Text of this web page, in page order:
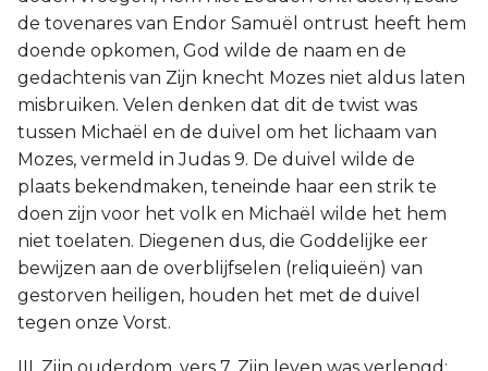
de tovenares van Endor Samuël ontrust heeft hem
doende opkomen, God wilde de naam en de
gedachtenis van Zijn knecht Mozes niet aldus laten
misbruiken. Velen denken dat dit de twist was
tussen Michaël en de duivel om het lichaam van
Mozes, vermeld in Judas 9. De duivel wilde de
plaats bekendmaken, teneinde haar een strik te
doen zijn voor het volk en Michaël wilde het hem
niet toelaten. Diegenen dus, die Goddelijke eer
bewijzen aan de overblijfselen (reliquieën) van
gestorven heiligen, houden het met de duivel
tegen onze Vorst.